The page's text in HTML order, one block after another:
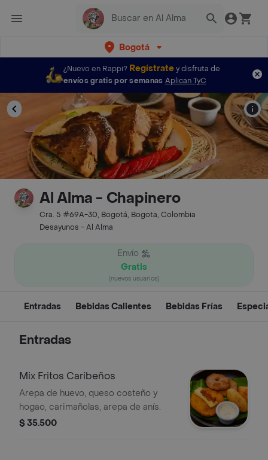
Bogotá
¿Nuevo en Rappi? Regístratey disfruta de
envíos gratis por semanas Aplican TyC
Al Alma - Chapinero
Cra. 5 #69A-30, Bogotá, Bogota, Colombia
Desayunos - Al Alma
Envío
Gratis
(nuevos usuarios)
Entradas Bebidas Calientes Bebidas Frías
Entradas
Mix Fritos Caribeños
Arepa de huevo, queso costeño y
hogao, carimañolas, arepa de anís.
$ 35.500